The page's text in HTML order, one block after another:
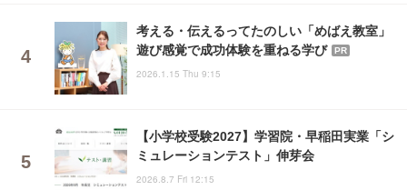
考える・伝えるってたのしい「めばえ教室」
遊び感覚で成功体験を重ねる学び
PR
2026.1.15 Thu 9:15
【小学校受験2027】学習院・早稲田実業「シ
ミュレーションテスト」伸芽会
2026.8.7 Fri 12:15